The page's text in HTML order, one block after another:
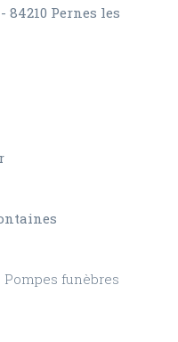
84210 Pernes les
Pompes funèbres